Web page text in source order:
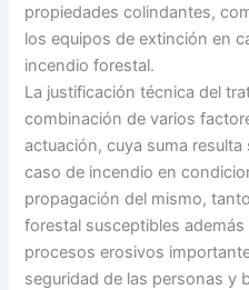
propiedades colindantes,
los equipos de extinción en
incendio forestal.
La justificación técnica del
combinación de varios
actuación, cuya suma
caso de incendio en
propagación del mismo,
forestal susceptibles
procesos erosivos
seguridad de las personas y